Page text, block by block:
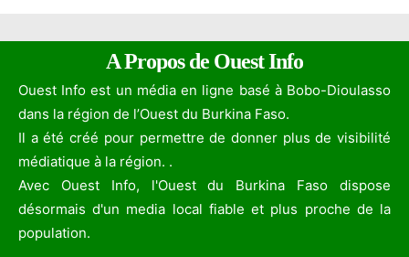
A Propos de Ouest Info
Ouest Info est un média en ligne basé à Bobo-Dioulasso
dans la région de l’Ouest du Burkina Faso.
Il a été créé pour permettre de donner plus de visibilité
médiatique à la région. .
Avec Ouest Info, l'Ouest du Burkina Faso dispose
désormais d'un media local fiable et plus proche de la
population.